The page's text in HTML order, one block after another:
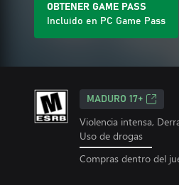
OBTENER GAME PASS
Incluido en PC Game Pass
MADURO 17+
Violencia intensa,
Uso de drogas
Compras dentro del